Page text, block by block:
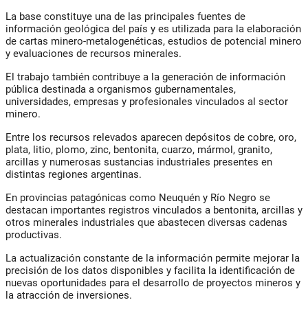
La base constituye una de las principales fuentes de
información geológica del país y es utilizada para la elaboración
de cartas minero-metalogenéticas, estudios de potencial minero
y evaluaciones de recursos minerales.
El trabajo también contribuye a la generación de información
pública destinada a organismos gubernamentales,
universidades, empresas y profesionales vinculados al sector
minero.
Entre los recursos relevados aparecen depósitos de cobre, oro,
plata, litio, plomo, zinc, bentonita, cuarzo, mármol, granito,
arcillas y numerosas sustancias industriales presentes en
distintas regiones argentinas.
En provincias patagónicas como Neuquén y Río Negro se
destacan importantes registros vinculados a bentonita, arcillas y
otros minerales industriales que abastecen diversas cadenas
productivas.
La actualización constante de la información permite mejorar la
precisión de los datos disponibles y facilita la identificación de
nuevas oportunidades para el desarrollo de proyectos mineros y
la atracción de inversiones.